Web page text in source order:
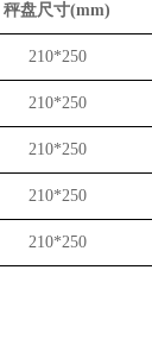
秤盘尺寸(mm)
210*250
210*250
210*250
210*250
210*250